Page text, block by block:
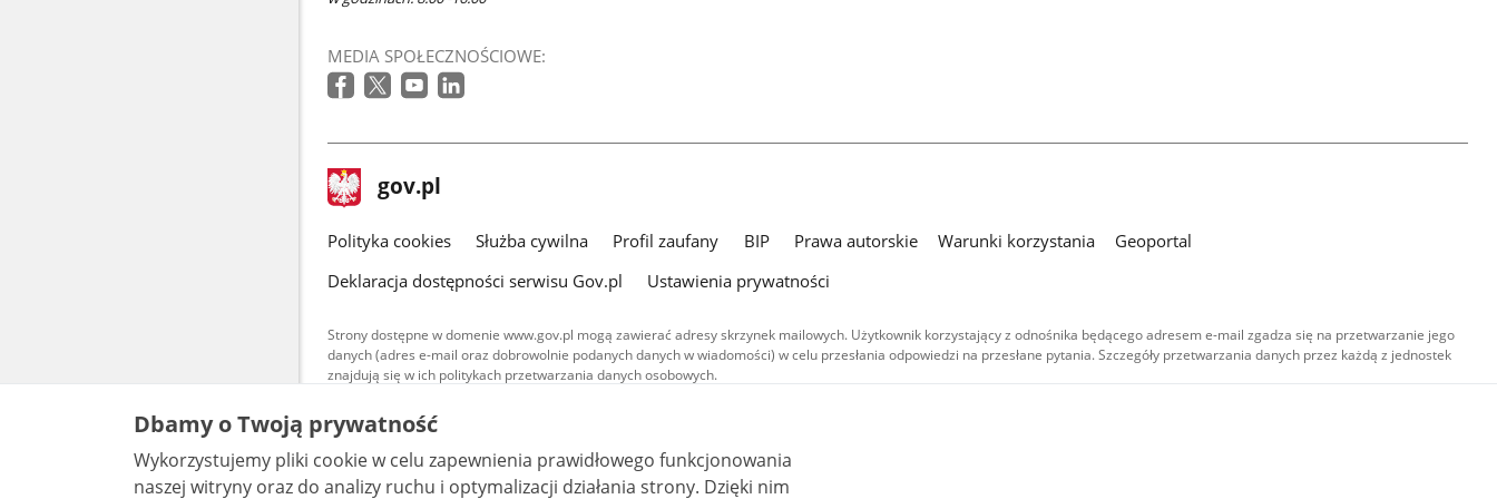
MEDIA SPOŁECZNOŚCIOWE:
stopka
gov.pl Strona
gov.pl
gov.pl
Polityka cookies Służba cywilna Profil zaufany BIP Prawa autorskie Warunki korzystania
Geoportal
Deklaracja dostępności serwisu Gov.pl
Ustawienia prywatności
Strony dostępne w domenie www.gov.pl mogą zawierać adresy skrzynek mailowych. Użytkownik korzystający z odnośnika będącego adresem e-mail zgadza się na przetwarzanie jego
danych (adres e-mail oraz dobrowolnie podanych danych w wiadomości) w celu przesłania odpowiedzi na przesłane pytania. Szczegóły przetwarzania danych przez każdą z jednostek
znajdują się w ich politykach przetwarzania danych osobowych.
Treści tekstowe publikowane w serwisie (z wyłączeniem treści audiowizualnych), są
udostępniane na licencji typu Creative Commons: uznanie autorstwa - na tych samych
warunkach 4.0 (CC BY-SA 4.0). Materiały audiowizualne, w tym zdjęcia, materiały audio i wideo,
są udostępniane na licencji typu Creative Commons: uznanie autorstwa użycie niekomercyjne -
bez utworów zależnych 4.0 (CC BY-NC-ND 4.0), o ile nie jest to stwierdzone inaczej.
Dbamy o Twoją prywatność
Wykorzystujemy pliki cookie w celu zapewnienia prawidłowego funkcjonowania
naszej witryny oraz do analizy ruchu i optymalizacji działania strony. Dzięki nim